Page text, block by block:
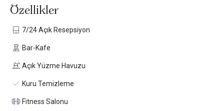
Özellikler
7/24 Açık Resepsiyon
Bar-Kafe
Açık Yüzme Havuzu
Kuru Temizleme
Fitness Salonu